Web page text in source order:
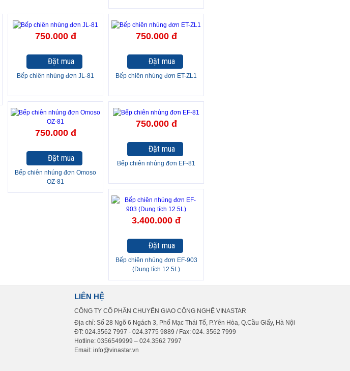
750.000 đ
Đặt mua
Bếp chiên nhúng đơn JL-81
750.000 đ
Đặt mua
Bếp chiên nhúng đơn ET-ZL1
750.000 đ
Đặt mua
Bếp chiên nhúng đơn Omoso
OZ-81
750.000 đ
Đặt mua
Bếp chiên nhúng đơn EF-81
3.400.000 đ
Đặt mua
Bếp chiên nhúng đơn EF-903
(Dung tích 12.5L)
LIÊN HỆ
CÔNG TY CỔ PHẦN CHUYỂN GIAO CÔNG NGHỆ VINASTAR
Địa chỉ: Số 28 Ngõ 6 Ngách 3, Phố Mạc Thái Tổ, P.Yên Hòa, Q.Cầu Giấy, Hà Nội
ĐT: 024.3562 7997 - 024.3775 9889 / Fax: 024. 3562 7999
Hotline: 0356549999 – 024.3562 7997
Email: info@vinastar.vn